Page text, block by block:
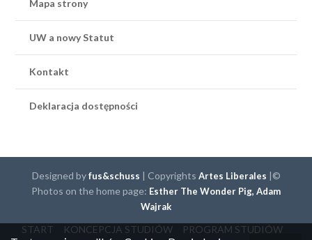
Mapa strony
UW a nowy Statut
Kontakt
Deklaracja dostępności
Designed byfus&schuss | Copyrights Artes Liberales |©
Photos on the home page: Esther The Wonder Pig, Adam
Wajrak
START KONCEPCJA STUDIÓW PROGRAM STUDIÓW